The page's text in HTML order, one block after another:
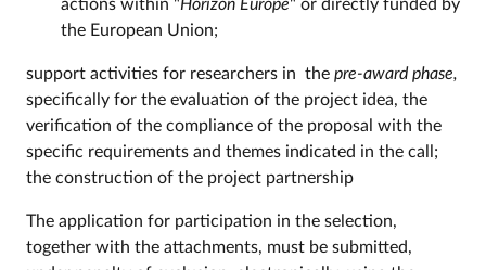
actions within "Horizon Europe" or directly funded by
the European Union;
support activities for researchers in the pre-award phase,
specifically for the evaluation of the project idea, the
verification of the compliance of the proposal with the
specific requirements and themes indicated in the call;
the construction of the project partnership
The application for participation in the selection,
together with the attachments, must be submitted,